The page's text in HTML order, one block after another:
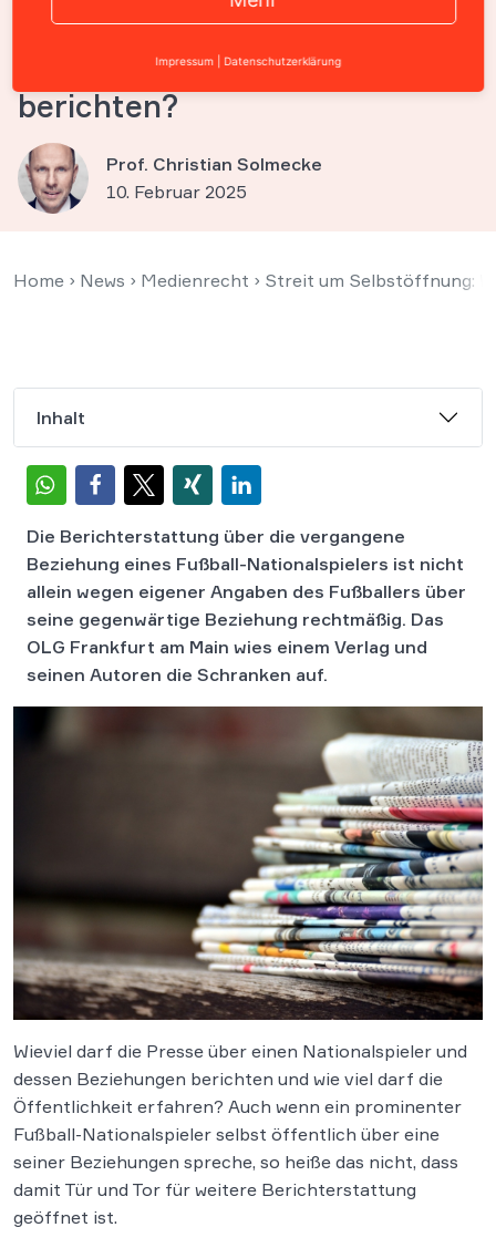
einen Nationalspieler und
dessen Beziehungen
berichten?
Prof. Christian Solmecke
10. Februar 2025
Home › News › Medienrecht › Streit um Selbstöffnung:
Inhalt
Die Berichterstattung über die vergangene
Beziehung eines Fußball-Nationalspielers ist nicht
allein wegen eigener Angaben des Fußballers über
seine gegenwärtige Beziehung rechtmäßig. Das
OLG Frankfurt am Main wies einem Verlag und
seinen Autoren die Schranken auf.
Wieviel darf die Presse über einen Nationalspieler und
dessen Beziehungen berichten und wie viel darf die
Öffentlichkeit erfahren? Auch wenn ein prominenter
Fußball-Nationalspieler selbst öffentlich über eine
seiner Beziehungen spreche, so heiße das nicht, dass
damit Tür und Tor für weitere Berichterstattung
geöffnet ist.
Impressum Datenschutzerklärung